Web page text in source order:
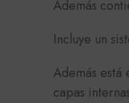
Además
Incluye un
Además
capas